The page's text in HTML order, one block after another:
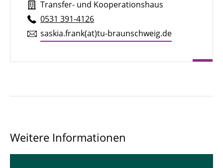
Transfer- und Kooperationshaus
0531 391-4126
saskia.​frank(at)tu-braun­schweig.de
Weitere Informationen